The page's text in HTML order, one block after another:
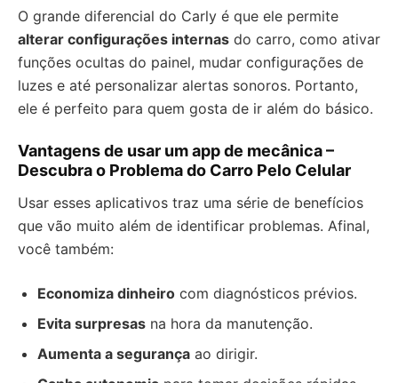
O grande diferencial do Carly é que ele permite
alterar configurações internas do carro, como ativar
funções ocultas do painel, mudar configurações de
luzes e até personalizar alertas sonoros. Portanto,
ele é perfeito para quem gosta de ir além do básico.
Vantagens de usar um app de mecânica –
Descubra o Problema do Carro Pelo Celular
Usar esses aplicativos traz uma série de benefícios
que vão muito além de identificar problemas. Afinal,
você também:
Economiza dinheiro com diagnósticos prévios.
Evita surpresas na hora da manutenção.
Aumenta a segurança ao dirigir.